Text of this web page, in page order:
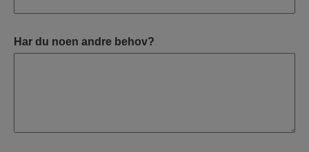
Har du noen andre behov?